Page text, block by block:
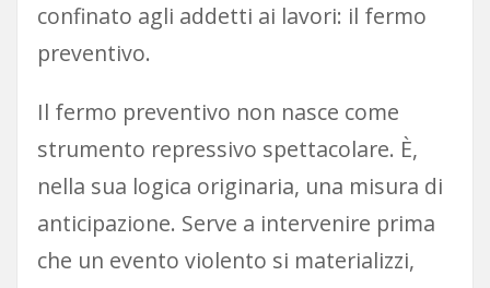
confinato agli addetti ai lavori: il fermo
preventivo.
Il fermo preventivo non nasce come
strumento repressivo spettacolare. È,
nella sua logica originaria, una misura di
anticipazione. Serve a intervenire prima
che un evento violento si materializzi,